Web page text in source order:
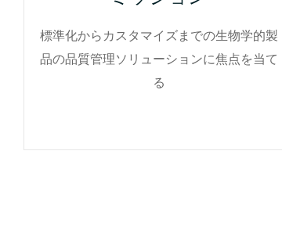
標準化からカスタマイズまでの生物学的製
品の品質管理ソリューションに焦点を当て
る